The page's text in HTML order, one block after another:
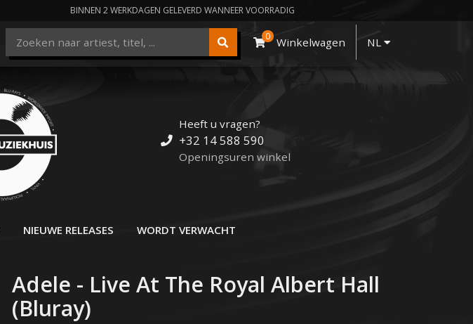
BINNEN 2 WERKDAGEN GELEVERD WANNEER VOORRADIG
0 Winkelwagen NL
Heeft u vragen?
+32 14 588 590
Openingsuren winkel
NIEUWE RELEASES WORDT VERWACHT
Adele - Live At The Royal Albert Hall
(Bluray)